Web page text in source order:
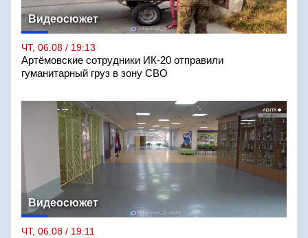
Видеосюжет
ЧТ, 06.08 / 19:13
Артёмовские сотрудники ИК-20 отправили
гуманитарный груз в зону СВО
Видеосюжет
ЧТ, 06.08 / 19:11